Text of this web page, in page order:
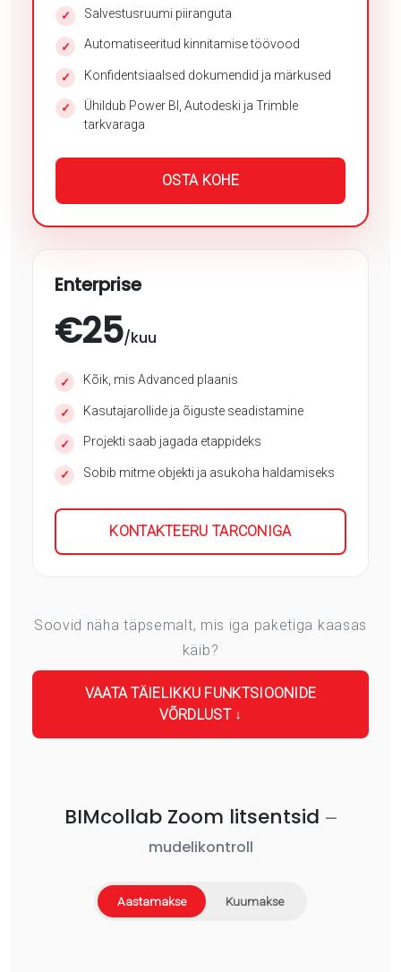
✓ Salvestusruumi piiranguta
✓ Automatiseeritud kinnitamise töövood
✓ Konfidentsiaalsed dokumendid ja märkused
✓
Ühildub Power BI, Autodeski ja Trimble
tarkvaraga
OSTA KOHE
Enterprise
€25/kuu
✓ Kõik, mis Advanced plaanis
✓ Kasutajarollide ja õiguste seadistamine
✓ Projekti saab jagada etappideks
✓ Sobib mitme objekti ja asukoha haldamiseks
KONTAKTEERU TARCONIGA
Soovid näha täpsemalt, mis iga paketiga kaasas
käib?
VAATA TÄIELIKKU FUNKTSIOONIDE
VÕRDLUST ↓
BIMcollab Zoom litsentsid —
mudelikontroll
Aastamakse Kuumakse